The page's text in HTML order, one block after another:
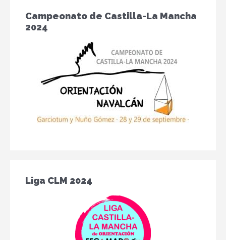
Campeonato de Castilla-La Mancha
2024
Liga CLM 2024